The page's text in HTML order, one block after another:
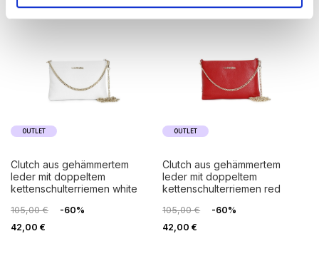
OUTLET
clutch aus gehämmertem
leder mit doppeltem
kettenschulterriemen white
105,00 €
-60%
42,00 €
OUTLET
clutch aus gehämmertem
leder mit doppeltem
kettenschulterriemen red
105,00 €
-60%
42,00 €